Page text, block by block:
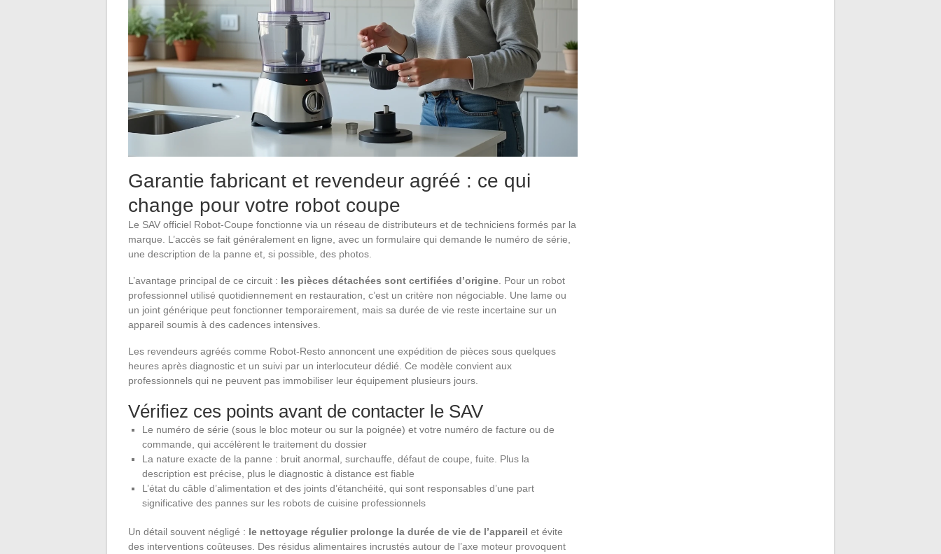
Garantie fabricant et revendeur agréé : ce qui
change pour votre robot coupe
Le SAV officiel Robot-Coupe fonctionne via un réseau de distributeurs et de techniciens formés par la
marque. L’accès se fait généralement en ligne, avec un formulaire qui demande le numéro de série,
une description de la panne et, si possible, des photos.
L’avantage principal de ce circuit : les pièces détachées sont certifiées d’origine . Pour un robot
professionnel utilisé quotidiennement en restauration, c’est un critère non négociable. Une lame ou
un joint générique peut fonctionner temporairement, mais sa durée de vie reste incertaine sur un
appareil soumis à des cadences intensives.
Les revendeurs agréés comme Robot-Resto annoncent une expédition de pièces sous quelques
heures après diagnostic et un suivi par un interlocuteur dédié. Ce modèle convient aux
professionnels qui ne peuvent pas immobiliser leur équipement plusieurs jours.
Vérifiez ces points avant de contacter le SAV
Le numéro de série (sous le bloc moteur ou sur la poignée) et votre numéro de facture ou de
commande, qui accélèrent le traitement du dossier
La nature exacte de la panne : bruit anormal, surchauffe, défaut de coupe, fuite. Plus la
description est précise, plus le diagnostic à distance est fiable
L’état du câble d’alimentation et des joints d’étanchéité, qui sont responsables d’une part
significative des pannes sur les robots de cuisine professionnels
Un détail souvent négligé : le nettoyage régulier prolonge la durée de vie de l’appareil et évite
des interventions coûteuses. Des résidus alimentaires incrustés autour de l’axe moteur provoquent